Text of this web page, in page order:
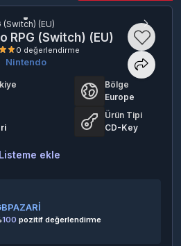
RPG (Switch) (EU)
0 değerlendirme
Nintendo
Bölge
Europe
Ürün Tipi
CD-Key
ekle
100 pozitif değerlendirme